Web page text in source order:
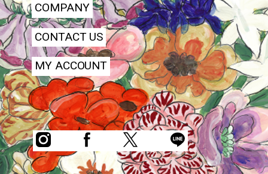
COMPANY
CONTACT US
MY ACCOUNT